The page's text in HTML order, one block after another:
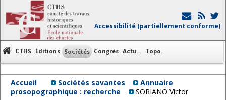
Accessibilité (partiellement conforme)
CTHS Éditions Sociétés Congrès Actu... Topo.
Accueil Sociétés savantes
Annuaire
prosopographique : recherche
SORIANO Victor